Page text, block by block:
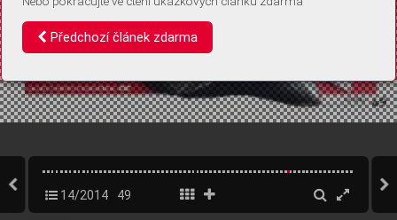
14/2014 49
Předchozí článek zdarma